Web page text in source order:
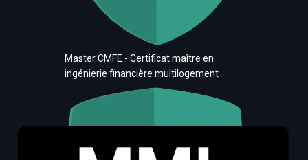
Master CMFE - Certificat maître en
ingénierie financière multilogement